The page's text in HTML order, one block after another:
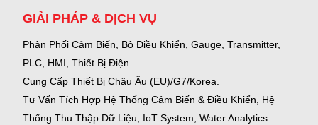
GIẢI PHÁP & DỊCH VỤ
Phân Phối Cảm Biến, Bộ Điều Khiển, Gauge, Transmitter,
PLC, HMI, Thiết Bị Điện.
Cung Cấp Thiết Bị Châu Âu (EU)/G7/Korea.
Tư Vấn Tích Hợp Hệ Thống Cảm Biến & Điều Khiển, Hệ
Thống Thu Thập Dữ Liệu, IoT System, Water Analytics.